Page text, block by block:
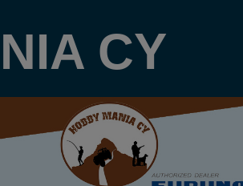
CY